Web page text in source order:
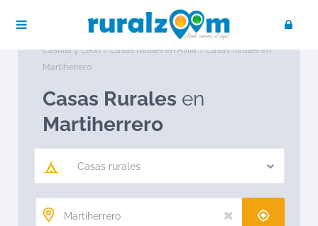
Casas rurales en España
Casas rurales en
Castilla y León
Casas rurales en Ávila
Casas rurales en
Martiherrero
Casas Rurales en
Martiherrero
Casas rurales